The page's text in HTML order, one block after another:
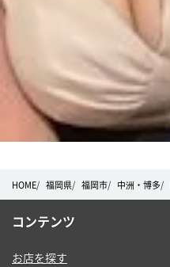
HOME 福岡県 福岡市 中洲・博多
コンテンツ
お店を探す